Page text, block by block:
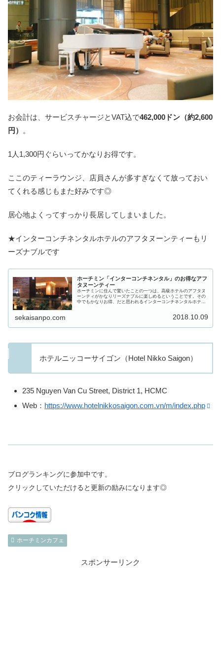
お会計は、サービスチャージとVAT込で462,000ドン（約2,600
円）
。
1人1,300円ぐらいってかなりお得です。
ここのティーラウンジ、店員さんが多すぎなくて放っておい
てくれる感じもまた好みです◎
居心地よくってすっかり長居してしまいました。
★インターコンチネンタルホテルのアフタヌーンティーもリ
ーズナブルです
ホーチミン「インターコンチネンタル」のお得なアフ
タヌーンティー
ホーチミンに住んで驚いたことの一つは、高級ホテルのアフタヌ
ーンティがかなりリーズナブルに楽しめるということです。その
中でもかなりお得、だと思われるインターコンチネンタルホテル
sekaisanpo.com 2018.10.09
ホテルニッコーサイゴン（Hotel Nikko Saigon）
235 Nguyen Van Cu Street, District 1, HCMC
Web： https://www.hotelnikkosaigon.com.vn/m/index.php
ブログランキングに参加中です。
クリックしていただけると更新の励みになります◎
ホーチミンカフェ
スポンサーリンク